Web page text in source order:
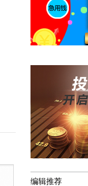
编辑推荐